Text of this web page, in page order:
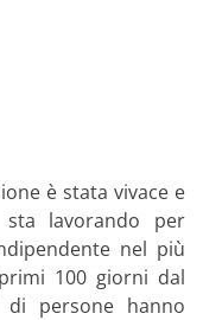
è stata vivace e
sta lavorando per
nel più
100 giorni dal
di persone hanno